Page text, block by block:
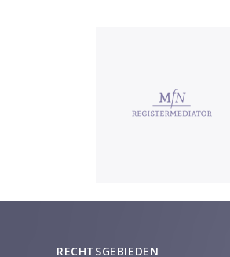
RECHTSGEBIEDEN